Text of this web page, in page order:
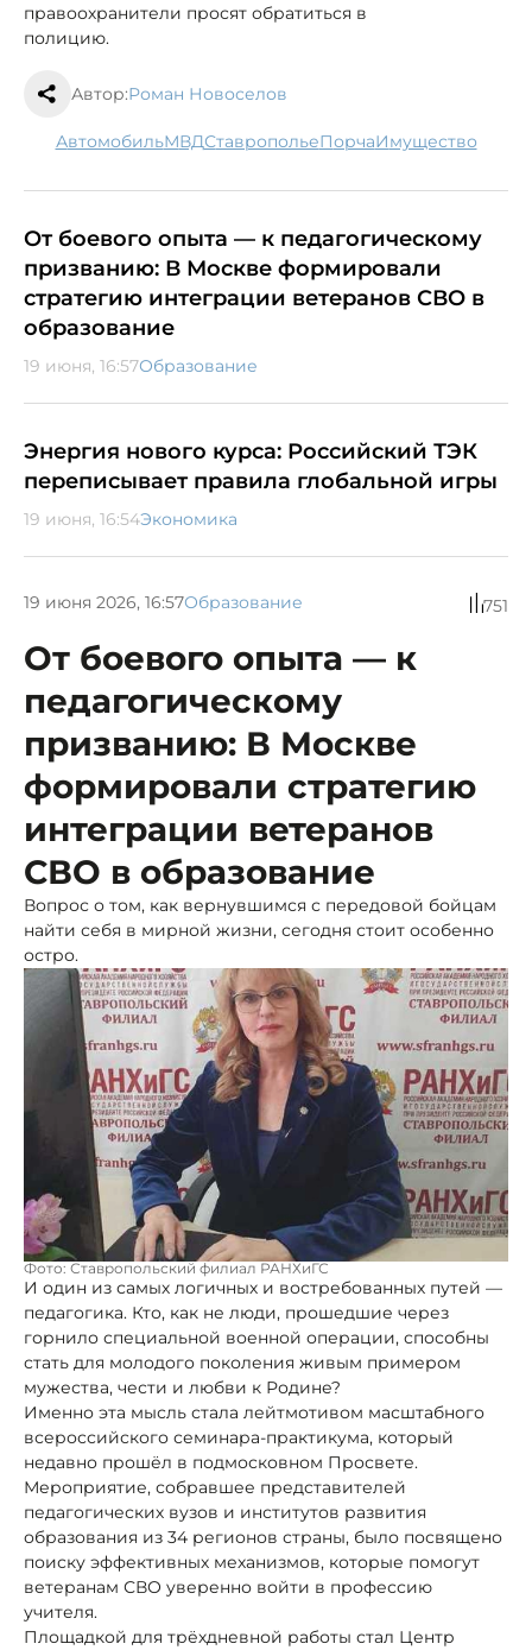
правоохранители просят обратиться в
полицию.
Автор:Роман Новоселов
автомобиль МВД Ставрополье порча имущество
От боевого опыта — к педагогическому
призванию: В Москве формировали
стратегию интеграции ветеранов СВО в
образование
19 июня, 16:57Образование
Энергия нового курса: Российский ТЭК
переписывает правила глобальной игры
19 июня, 16:54Экономика
19 июня 2026, 16:57Образование 751
От боевого опыта — к
педагогическому
призванию: В Москве
формировали стратегию
интеграции ветеранов
СВО в образование
Вопрос о том, как вернувшимся с передовой бойцам
найти себя в мирной жизни, сегодня стоит особенно
остро.
Фото: Ставропольский филиал РАНХиГС
И один из самых логичных и востребованных путей —
педагогика. Кто, как не люди, прошедшие через
горнило специальной военной операции, способны
стать для молодого поколения живым примером
мужества, чести и любви к Родине?
Именно эта мысль стала лейтмотивом масштабного
всероссийского семинара-практикума, который
недавно прошёл в подмосковном Просвете.
Мероприятие, собравшее представителей
педагогических вузов и институтов развития
образования из 34 регионов страны, было посвящено
поиску эффективных механизмов, которые помогут
ветеранам СВО уверенно войти в профессию
учителя.
Площадкой для трёхдневной работы стал Центр